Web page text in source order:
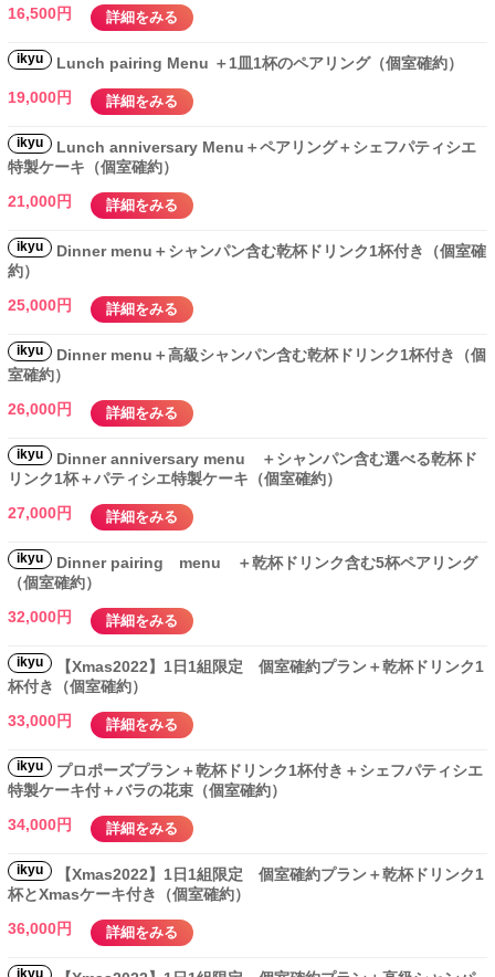
16,500円
詳細をみる
ikyu
Lunch pairing Menu ＋1皿1杯のペアリング（個室確約）
19,000円
詳細をみる
ikyu
Lunch anniversary Menu＋ペアリング＋シェフパティシエ
特製ケーキ（個室確約）
21,000円
詳細をみる
ikyu
Dinner menu＋シャンパン含む乾杯ドリンク1杯付き（個室確
約）
25,000円
詳細をみる
ikyu
Dinner menu＋高級シャンパン含む乾杯ドリンク1杯付き（個
室確約）
26,000円
詳細をみる
ikyu
Dinner anniversary menu ＋シャンパン含む選べる乾杯ド
リンク1杯＋パティシエ特製ケーキ（個室確約）
27,000円
詳細をみる
ikyu
Dinner pairing menu ＋乾杯ドリンク含む5杯ペアリング
（個室確約）
32,000円
詳細をみる
ikyu
【Xmas2022】1日1組限定 個室確約プラン＋乾杯ドリンク1
杯付き（個室確約）
33,000円
詳細をみる
ikyu
プロポーズプラン＋乾杯ドリンク1杯付き＋シェフパティシエ
特製ケーキ付＋バラの花束（個室確約）
34,000円
詳細をみる
ikyu
【Xmas2022】1日1組限定 個室確約プラン＋乾杯ドリンク1
杯とXmasケーキ付き（個室確約）
36,000円
詳細をみる